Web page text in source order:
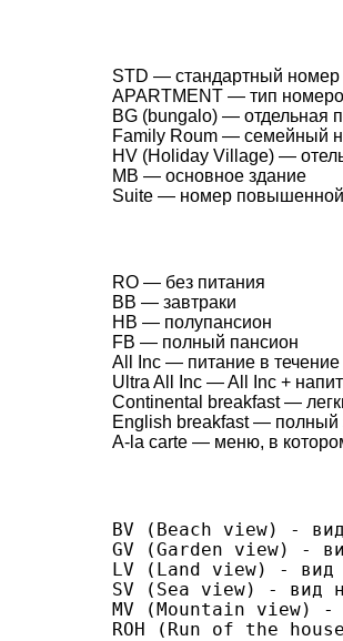
STD — стандартный номер
APARTMENT — тип
BG (bungalo) — отдельная
Family Roum — семейный
HV (Holiday Village) —
MB — основное здание
Suite — номер повышенной
RO — без питания
BB — завтраки
HB — полупансион
FB — полный пансион
All Inc — питание в течение
Ultra All Inc — All Inc +
Continental breakfast —
English breakfast — полный
A-la carte — меню, в
BV (Beach view) -
GV (Garden view) -
LV (Land view) - вид
SV (Sea view) - вид
MV (Mountain view) -
ROH (Run of the